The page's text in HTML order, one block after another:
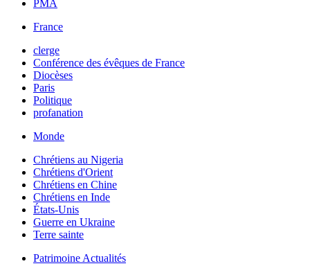
PMA
France
clerge
Conférence des évêques de France
Diocèses
Paris
Politique
profanation
Monde
Chrétiens au Nigeria
Chrétiens d'Orient
Chrétiens en Chine
Chrétiens en Inde
États-Unis
Guerre en Ukraine
Terre sainte
Patrimoine Actualités